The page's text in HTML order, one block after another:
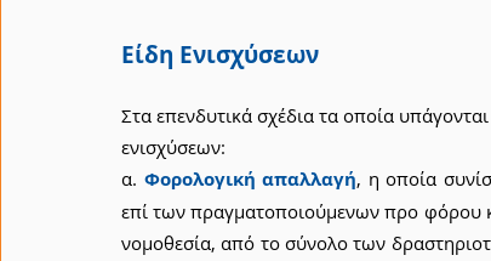
Είδη Ενισχύσεων
Στα επενδυτικά σχέδια τα οποία
ενισχύσεων:
α. Φορολογική απαλλαγή, η οποία
επί των πραγματοποιούμενων προ φόρου
νομοθεσία, από το σύνολο των